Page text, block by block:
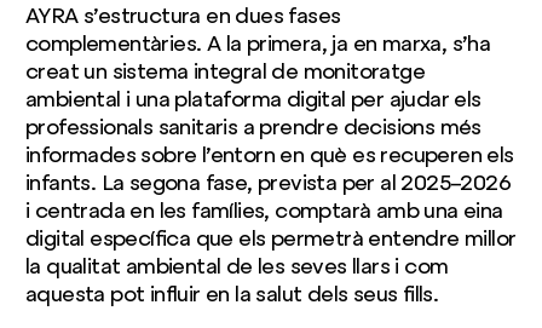
AYRA s’estructura en dues fases
complementàries. A la primera, ja en marxa, s’ha
creat un sistema integral de monitoratge
ambiental i una plataforma digital per ajudar els
professionals sanitaris a prendre decisions més
informades sobre l’entorn en què es recuperen els
infants. La segona fase, prevista per al 2025–2026
i centrada en les famílies, comptarà amb una eina
digital específica que els permetrà entendre millor
la qualitat ambiental de les seves llars i com
aquesta pot influir en la salut dels seus fills.